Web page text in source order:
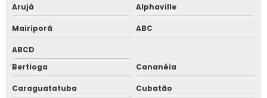
Janela vidro multilaminado em são paulo
Janela vidro multilaminado em sp
Janela vidro quádruplo
Janela vidro triplo
Arujá Alphaville
Mairiporã ABC
ABCD
Bertioga
Cananéia
Caraguatatuba Cubatão